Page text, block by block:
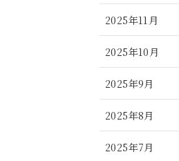
2025年11月
2025年10月
2025年9月
2025年8月
2025年7月